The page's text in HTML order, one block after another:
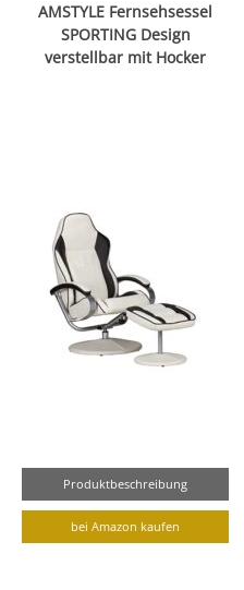
AMSTYLE Fernsehsessel
SPORTING Design
verstellbar mit Hocker
Produktbeschreibung
bei Amazon kaufen